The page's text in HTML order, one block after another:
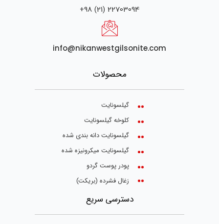
+98 (21) 22703094
info@nikanwestgilsonite.com
محصولات
گیلسونایت
کلوخه گیلسونایت
گیلسونایت دانه بندی شده
گیلسونایت میکرونیزه شده
پودر پوست گردو
زغال فشرده (بریکت)
دسترسی سریع